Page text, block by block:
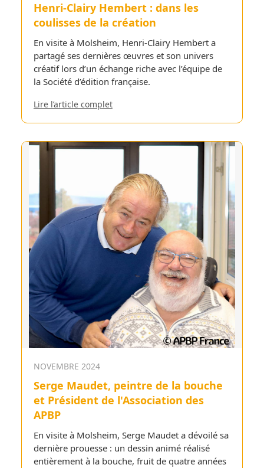
Henri-Clairy Hembert : dans les
coulisses de la création
En visite à Molsheim, Henri-Clairy Hembert a
partagé ses dernières œuvres et son univers
créatif lors d’un échange riche avec l’équipe de
la Société d’édition française.
Lire l’article complet
NOVEMBRE 2024
Serge Maudet, peintre de la bouche
et Président de l'Association des
APBP
En visite à Molsheim, Serge Maudet a dévoilé sa
dernière prouesse : un dessin animé réalisé
entièrement à la bouche, fruit de quatre années